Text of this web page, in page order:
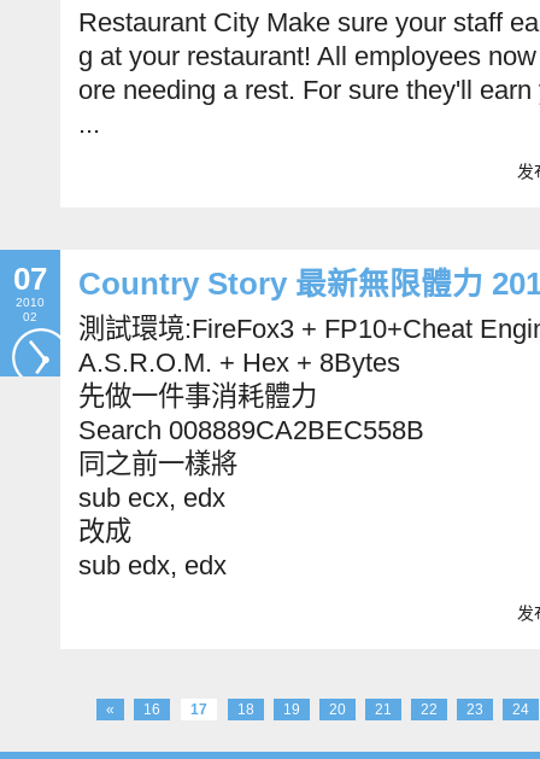
Restaurant City Make sure your staff
g at your restaurant! All employees
ore needing a rest. For sure they'll
...
发
07
2010
02
Country Story 最新無限體力
測試環境:FireFox3 + FP10+Cheat
A.S.R.O.M. + Hex + 8Bytes
先做一件事消耗體力
Search 008889CA2BEC558B
同之前一樣將
sub ecx, edx
改成
sub edx, edx
发
« 16 17 18 19 20 21 22 23 24